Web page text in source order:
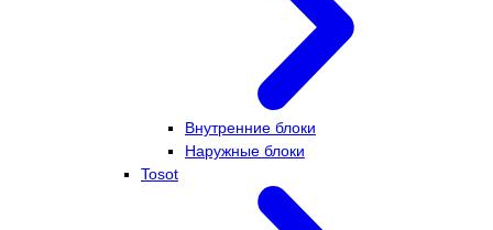
Внутренние блоки
Наружные блоки
Tosot